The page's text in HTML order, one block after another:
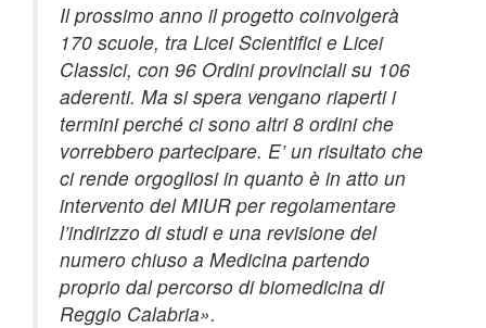
Il prossimo anno il progetto coinvolgerà
170 scuole, tra Licei Scientifici e Licei
Classici, con 96 Ordini provinciali su 106
aderenti. Ma si spera vengano riaperti i
termini perché ci sono altri 8 ordini che
vorrebbero partecipare. E’ un risultato che
ci rende orgogliosi in quanto è in atto un
intervento del MIUR per regolamentare
l’indirizzo di studi e una revisione del
numero chiuso a Medicina partendo
proprio dal percorso di biomedicina di
Reggio Calabria».